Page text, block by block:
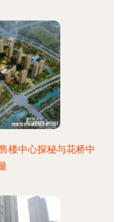
楼中心探秘与花桥中